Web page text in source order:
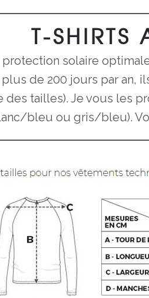
T-SHIRTS
solaire
de 200 jours par an,
tailles). Je vous les
bleu ou gris/bleu).